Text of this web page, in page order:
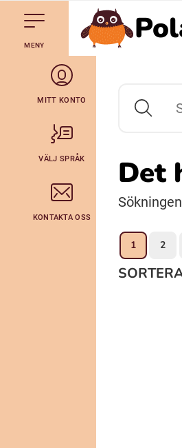
Till navigering av sidans
Hoppa till sidans
Bidumsámegiella (Pitesamiska)
Lovari (Romska)
MENY Gå till startsidan
MITT KONTO
VÄLJ SPRÅK
KONTAKTA OSS
Sök
Det
1 2